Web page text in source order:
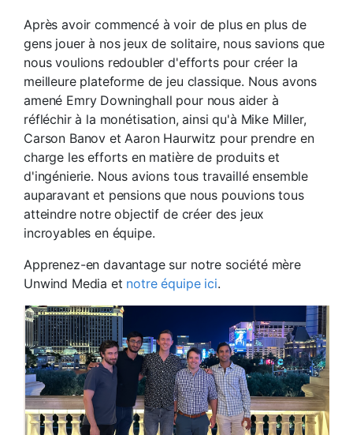
Après avoir commencé à voir de plus en plus de
gens jouer à nos jeux de solitaire, nous savions que
nous voulions redoubler d'efforts pour créer la
meilleure plateforme de jeu classique. Nous avons
amené Emry Downinghall pour nous aider à
réfléchir à la monétisation, ainsi qu'à Mike Miller,
Carson Banov et Aaron Haurwitz pour prendre en
charge les efforts en matière de produits et
d'ingénierie. Nous avions tous travaillé ensemble
auparavant et pensions que nous pouvions tous
atteindre notre objectif de créer des jeux
incroyables en équipe.
Apprenez-en davantage sur notre société mère
Unwind Media et notre équipe ici.